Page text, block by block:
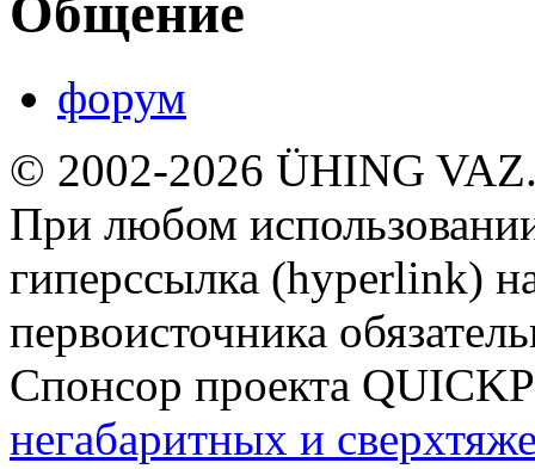
Общение
форум
© 2002-2026 ÜHING
При любом
гиперссылка (hyperlink)
первоисточника
Спонсор проекта
негабаритных и